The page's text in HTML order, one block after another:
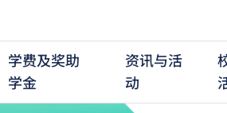
学费及奖助
学金
资讯与活
动